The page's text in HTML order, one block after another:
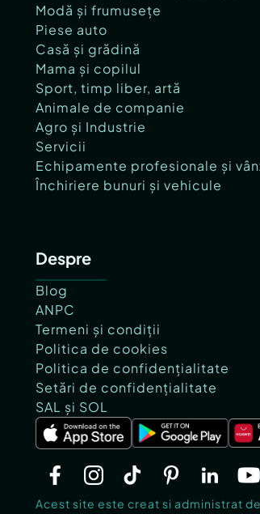
Modă și frumusețe
Piese auto
Casă și grădină
Mama și copilul
Sport, timp liber, artă
Animale de companie
Agro și Industrie
Servicii
Echipamente profesionale și
Închiriere bunuri și vehicule
Despre
Blog
ANPC
Termeni și condiții
Politica de cookies
Politica de confidențialitate
Setări de confidențialitate
SAL și SOL
Acest site este creat si administrat